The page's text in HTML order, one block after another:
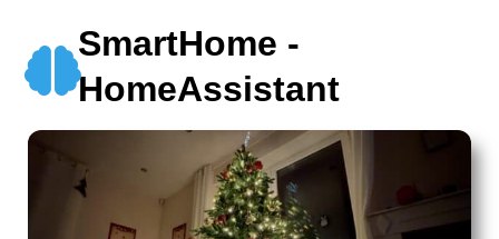
SmartHome -
HomeAssistant